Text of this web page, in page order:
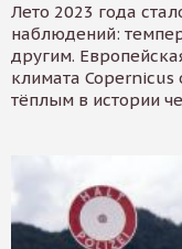
Лето 2023 года
наблюдений:
другим.
климата Copernicus
тёплым в истории